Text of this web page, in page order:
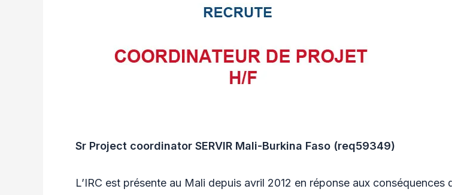
Sr Project coordinator SERVIR Mali-Burkina Faso (req59349)
L’IRC est présente au Mali depuis avril 2012 en réponse aux conséquences